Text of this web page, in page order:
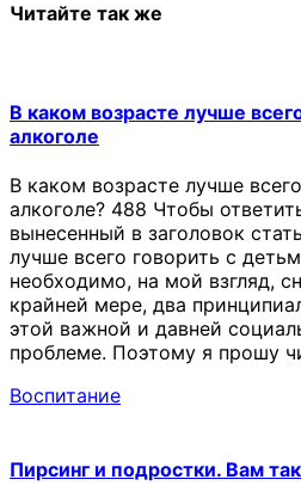
Читайте так же
В каком возрасте лучше
алкоголе
В каком возрасте лучше
алкоголе? 488 Чтобы
вынесенный в заголовок
лучше всего говорить с
необходимо, на мой взгляд,
крайней мере, два
этой важной и давней
проблеме. Поэтому я прошу
Воспитание
Пирсинг и подростки. Вам